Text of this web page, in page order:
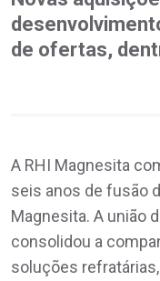
de ofertas,
A RHI Magnesita
seis anos de fusão
Magnesita. A união
consolidou a
soluções